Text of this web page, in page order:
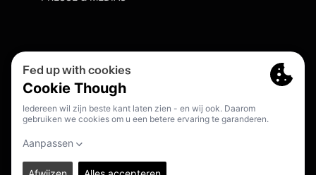
Cookie Policy
Point De Contact Discrimination